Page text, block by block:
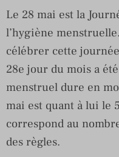
Le 28 mai est la
l’hygiène
célébrer cette
28e jour du mois a
menstruel dure en
mai est quant à lui le
correspond au
des règles.